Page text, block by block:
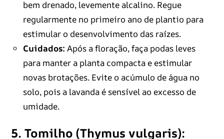
bem drenado, levemente alcalino. Regue
regularmente no primeiro ano de plantio para
estimular o desenvolvimento das raízes.
Cuidados: Após a floração, faça podas leves
para manter a planta compacta e estimular
novas brotações. Evite o acúmulo de água no
solo, pois a lavanda é sensível ao excesso de
umidade.
5. Tomilho (Thymus vulgaris):